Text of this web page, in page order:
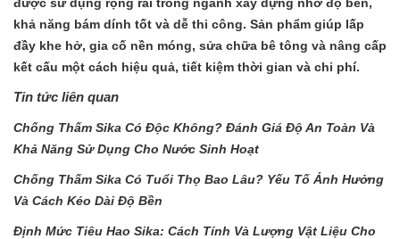
khả năng bám dính tốt và dễ thi công. Sản phẩm giúp lấp
đầy khe hở, gia cố nền móng, sửa chữa bê tông và nâng cấp
kết cấu một cách hiệu quả, tiết kiệm thời gian và chi phí.
Tin tức liên quan
Chống Thấm Sika Có Độc Không? Đánh Giá Độ An Toàn Và
Khả Năng Sử Dụng Cho Nước Sinh Hoạt
Chống Thấm Sika Có Tuổi Thọ Bao Lâu? Yếu Tố Ảnh Hưởng
Và Cách Kéo Dài Độ Bền
Định Mức Tiêu Hao Sika: Cách Tính Và Lượng Vật Liệu Cho